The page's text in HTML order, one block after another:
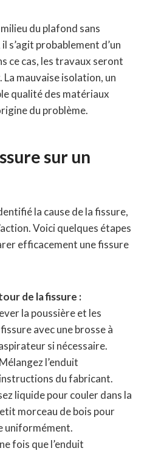
du plafond sans
s’agit probablement d’un
ce cas, les travaux seront
La mauvaise isolation, un
qualité des matériaux
du problème.
sur un
la cause de la fissure,
Voici quelques étapes
efficacement une fissure
de la fissure :
la poussière et les
avec une brosse à
si nécessaire.
Mélangez l’enduit
du fabricant.
liquide pour couler dans la
morceau de bois pour
uniformément.
fois que l’enduit